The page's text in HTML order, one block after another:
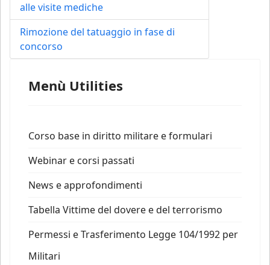
alle visite mediche
Rimozione del tatuaggio in fase di
concorso
Menù Utilities
Corso base in diritto militare e formulari
Webinar e corsi passati
News e approfondimenti
Tabella Vittime del dovere e del terrorismo
Permessi e Trasferimento Legge 104/1992 per
Militari